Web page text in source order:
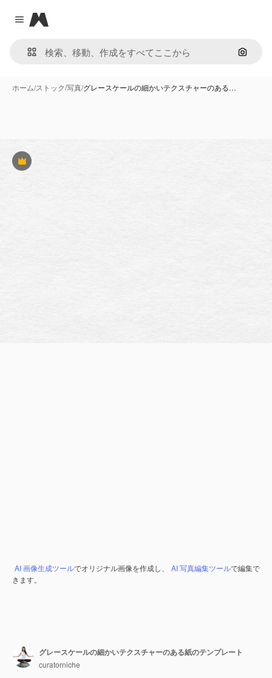
Close menu
Magnific
画像で
ホーム/ストック/写真/グレースケールの細かいテクスチャーのある…
Premium
AI 画像生成ツールでオリジナル画像を作成し、 AI 写真編集ツールで編集で
きます。
グレースケールの細かいテクスチャーのある紙のテンプレート
curatorniche